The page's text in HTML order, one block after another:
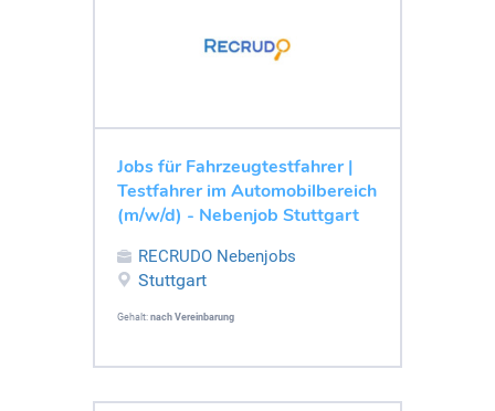
Jobs für Fahrzeugtestfahrer |
Testfahrer im Automobilbereich
(m/w/d) - Nebenjob Stuttgart
RECRUDO Nebenjobs
Stuttgart
Gehalt: nach Vereinbarung